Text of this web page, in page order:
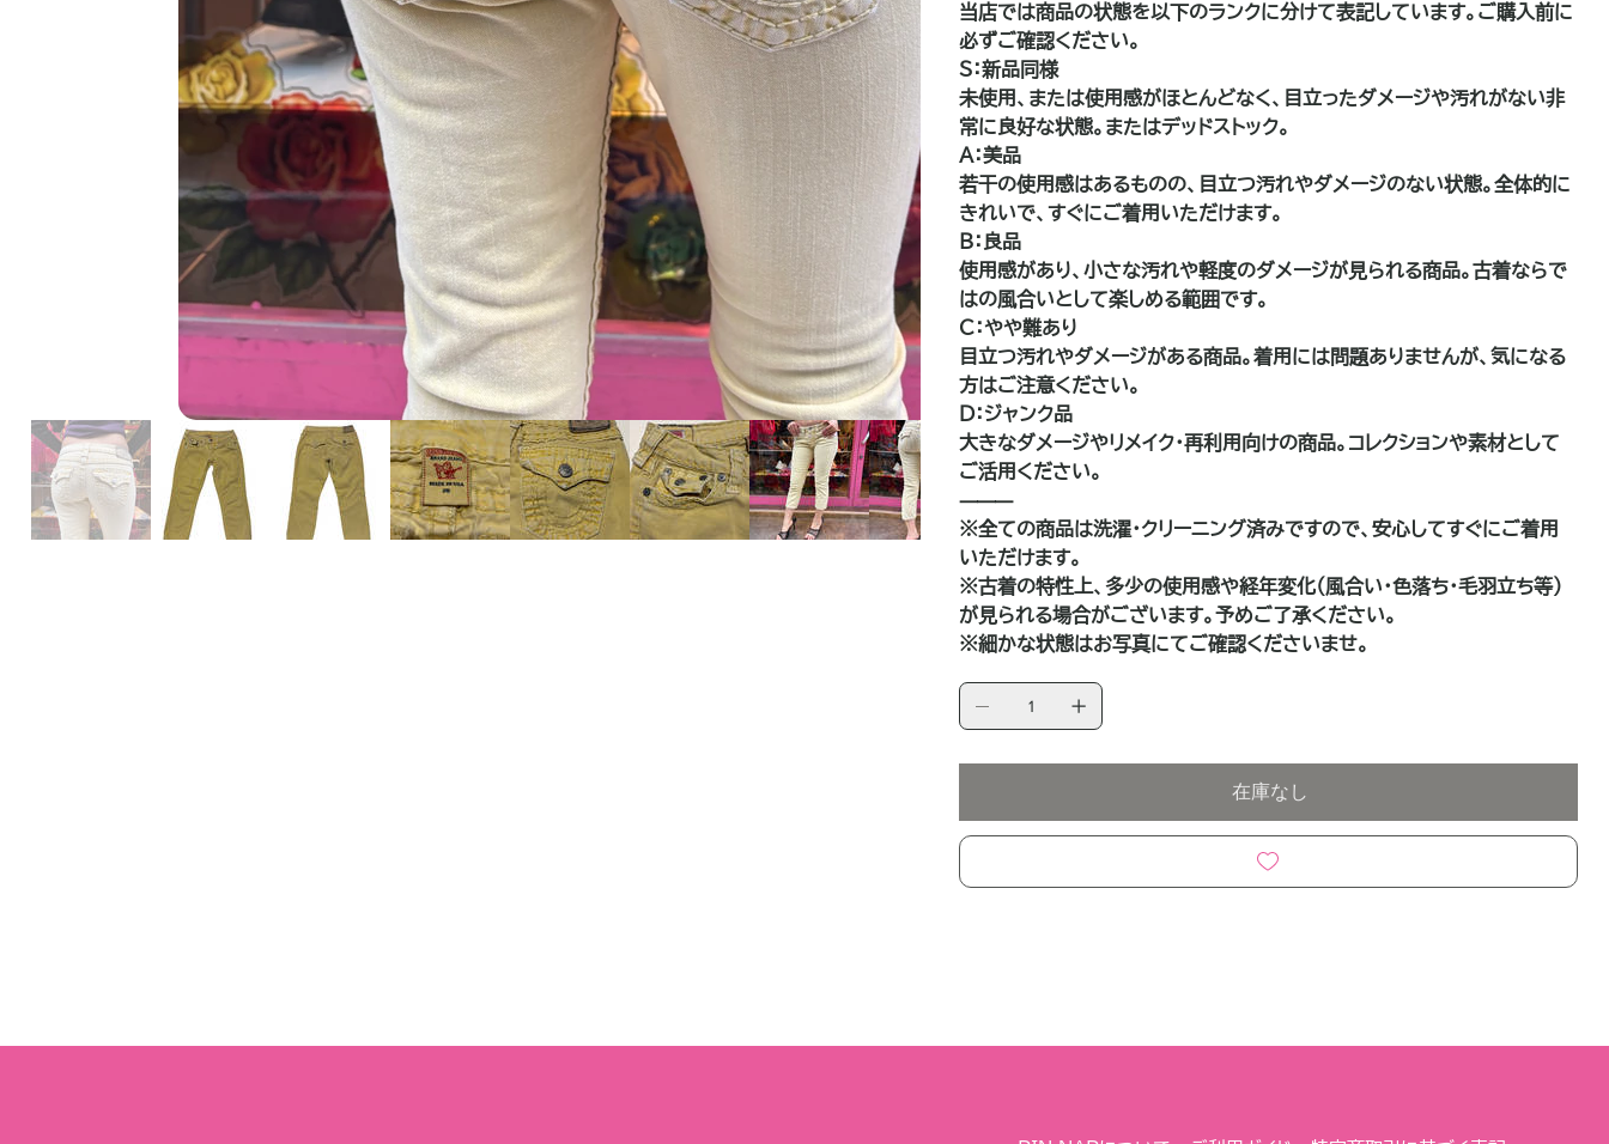
当店では商品の状態を以下のランクに分けて表記しています。ご購入前に
必ずご確認ください。
S：新品同様
未使用、または使用感がほとんどなく、目立ったダメージや汚れがない非
常に良好な状態。またはデッドストック。
A：美品
若干の使用感はあるものの、目立つ汚れやダメージのない状態。全体的に
きれいで、すぐにご着用いただけます。
B：良品
使用感があり、小さな汚れや軽度のダメージが見られる商品。古着ならで
はの風合いとして楽しめる範囲です。
C：やや難あり
目立つ汚れやダメージがある商品。着用には問題ありませんが、気になる
方はご注意ください。
D：ジャンク品
大きなダメージやリメイク・再利用向けの商品。コレクションや素材として
ご活用ください。
⸻
※全ての商品は洗濯・クリーニング済みですので、安心してすぐにご着用
いただけます。
※古着の特性上、多少の使用感や経年変化（風合い・色落ち・毛羽立ち等）
が見られる場合がございます。予めご了承ください。
※細かな状態はお写真にてご確認くださいませ。
在庫なし